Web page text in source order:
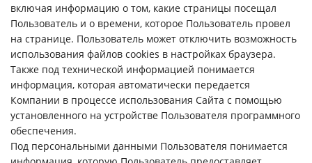
включая информацию о том, какие страницы посещал
Пользователь и о времени, которое Пользователь провел
на странице. Пользователь может отключить возможность
использования файлов cookies в настройках браузера.
Также под технической информацией понимается
информация, которая автоматически передается
Компании в процессе использования Сайта с помощью
установленного на устройстве Пользователя программного
обеспечения.
Под персональными данными Пользователя понимается